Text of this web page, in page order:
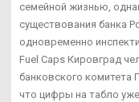
семейной жизнью,
существования банка
одновременно
Fuel Caps Кировград
банковского
что цифры на табло